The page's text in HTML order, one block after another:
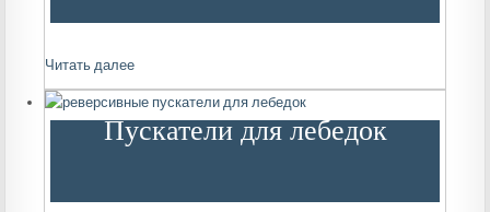
Читать далее
Пускатели для лебедок